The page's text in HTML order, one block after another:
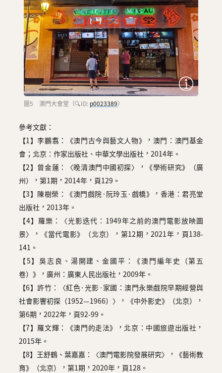
圖5 澳門大會堂（🔍ID: p0023389）
參考文獻：
【1】李鵬翥：《澳門古今與藝文人物》，澳門：澳門基金
會；北京：作家出版社、中華文學出版社，2014年。
【2】曾金蓮：〈晚清澳門中國初探〉，《學術研究》（廣
州），第1期，2014年，頁129。
【3】陳樹榮：《澳門戲院·阮玲玉·戲橋》，香港：君亮堂
出版社，2013年。
【4】羅樂：〈光影迭代：1949年之前的澳門電影放映圖
景〉，《當代電影》（北京），第12期，2021年，頁138-
141。
【5】吳志良、湯開建、金國平：《澳門編年史（第五
卷）》，廣州：廣東人民出版社，2009年。
【6】許竹：〈紅色·光影·家國：澳門永樂戲院早期經營與
社會影響初探（1952—1966）〉，《中外影史》（北京），
第6期，2022年，頁92-99。
【7】羅文輝：《澳門的走法》，北京：中國旅遊出版社，
2015年。
【8】王舒鶴、葉嘉嘉：〈澳門電影院發展研究〉，《藝術教
育》（北京），第1期，2020年，頁128。